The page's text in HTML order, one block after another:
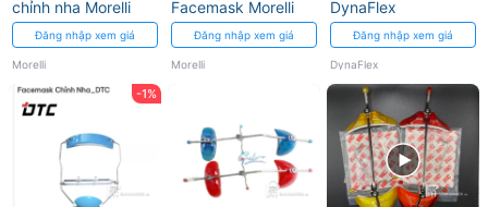
III
chỉnh nha Morelli
Đăng nhập xem giá
Morelli
Facemask Morelli
Đăng nhập xem giá
Morelli
DynaFlex
Đăng nhập xem giá
DynaFlex
-1%